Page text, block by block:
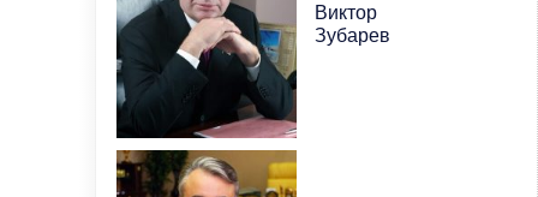
Виктор
Зубарев